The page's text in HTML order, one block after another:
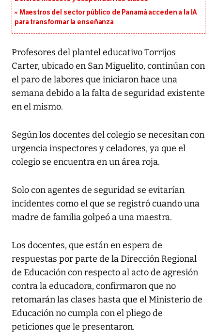
Maestros del sector público de Panamá acceden a la IA
para transformar la enseñanza
Profesores del plantel educativo Torrijos
Carter, ubicado en San Miguelito, continúan con
el paro de labores que iniciaron hace una
semana debido a la falta de seguridad existente
en el mismo.
Según los docentes del colegio se necesitan con
urgencia inspectores y celadores, ya que el
colegio se encuentra en un área roja.
Solo con agentes de seguridad se evitarían
incidentes como el que se registró cuando una
madre de familia golpeó a una maestra.
Los docentes, que están en espera de
respuestas por parte de la Dirección Regional
de Educación con respecto al acto de agresión
contra la educadora, confirmaron que no
retomarán las clases hasta que el Ministerio de
Educación no cumpla con el pliego de
peticiones que le presentaron.